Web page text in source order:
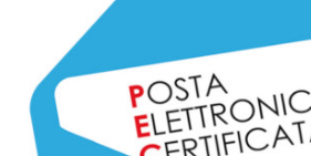
05/08/2026
Sisma del 4 agosto: chiusura
provinciale di Pisa